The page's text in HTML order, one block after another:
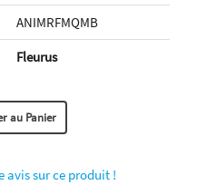
ANIMRFMQMB
Fleurus
avis sur ce produit !